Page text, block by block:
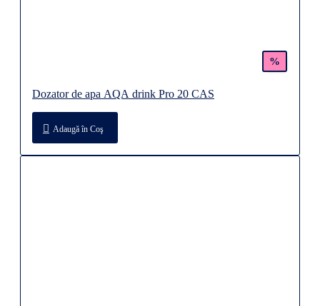
%
Dozator de apa AQA drink Pro 20 CAS
Adaugă în Coş